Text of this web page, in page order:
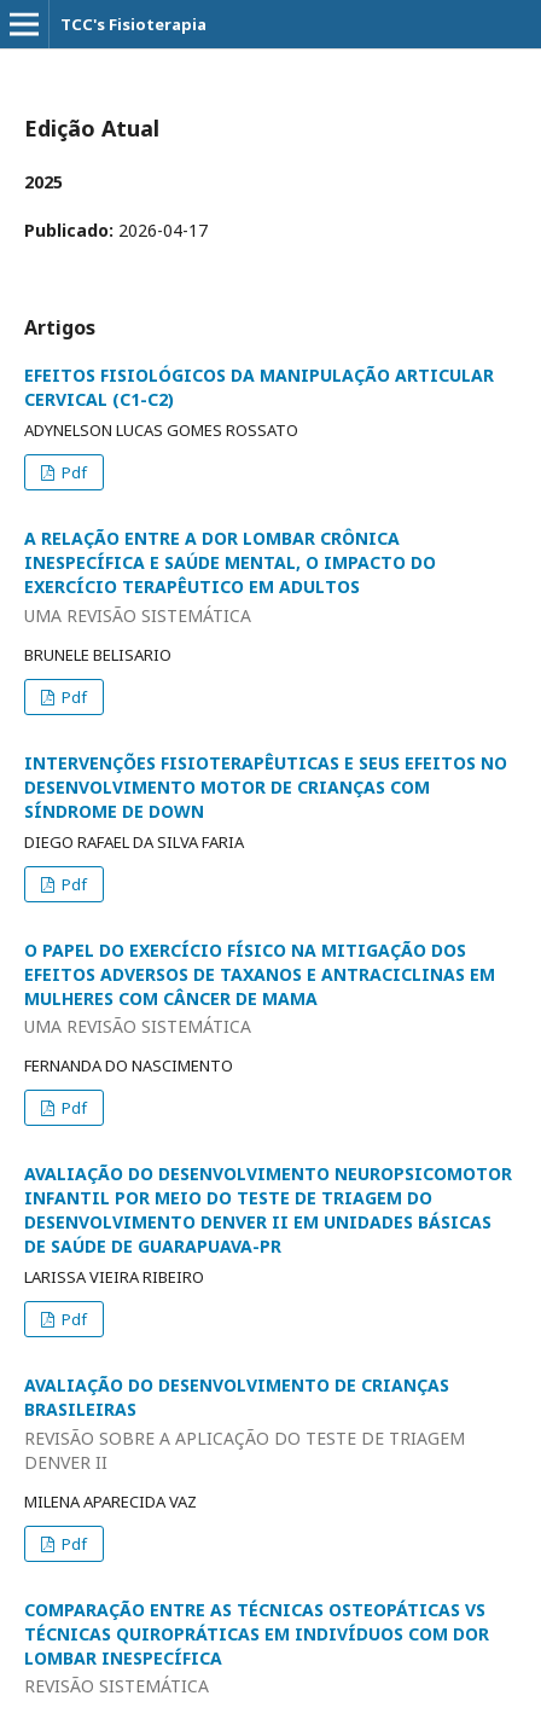
TCC's Fisioterapia
Edição Atual
2025
Publicado: 2026-04-17
Artigos
EFEITOS FISIOLÓGICOS DA MANIPULAÇÃO ARTICULAR
CERVICAL (C1-C2)
ADYNELSON LUCAS GOMES ROSSATO
Pdf
A RELAÇÃO ENTRE A DOR LOMBAR CRÔNICA
INESPECÍFICA E SAÚDE MENTAL, O IMPACTO DO
EXERCÍCIO TERAPÊUTICO EM ADULTOS
UMA REVISÃO SISTEMÁTICA
BRUNELE BELISARIO
Pdf
INTERVENÇÕES FISIOTERAPÊUTICAS E SEUS EFEITOS NO
DESENVOLVIMENTO MOTOR DE CRIANÇAS COM
SÍNDROME DE DOWN
DIEGO RAFAEL DA SILVA FARIA
Pdf
O PAPEL DO EXERCÍCIO FÍSICO NA MITIGAÇÃO DOS
EFEITOS ADVERSOS DE TAXANOS E ANTRACICLINAS EM
MULHERES COM CÂNCER DE MAMA
UMA REVISÃO SISTEMÁTICA
FERNANDA DO NASCIMENTO
Pdf
AVALIAÇÃO DO DESENVOLVIMENTO NEUROPSICOMOTOR
INFANTIL POR MEIO DO TESTE DE TRIAGEM DO
DESENVOLVIMENTO DENVER II EM UNIDADES BÁSICAS
DE SAÚDE DE GUARAPUAVA-PR
LARISSA VIEIRA RIBEIRO
Pdf
AVALIAÇÃO DO DESENVOLVIMENTO DE CRIANÇAS
BRASILEIRAS
REVISÃO SOBRE A APLICAÇÃO DO TESTE DE TRIAGEM
DENVER II
MILENA APARECIDA VAZ
Pdf
COMPARAÇÃO ENTRE AS TÉCNICAS OSTEOPÁTICAS VS
TÉCNICAS QUIROPRÁTICAS EM INDIVÍDUOS COM DOR
LOMBAR INESPECÍFICA
REVISÃO SISTEMÁTICA